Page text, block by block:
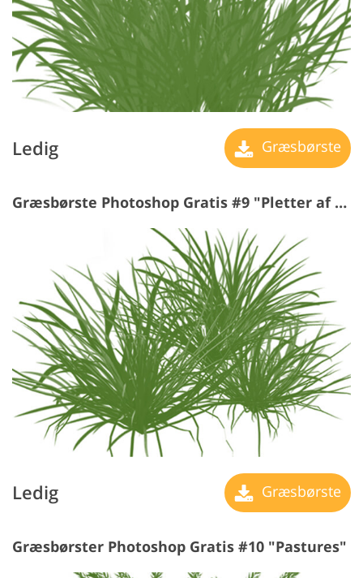
Ledig Græsbørste
Græsbørste Photoshop Gratis #9 "Pletter af Græs"
Ledig Græsbørste
Græsbørster Photoshop Gratis #10 "Pastures"